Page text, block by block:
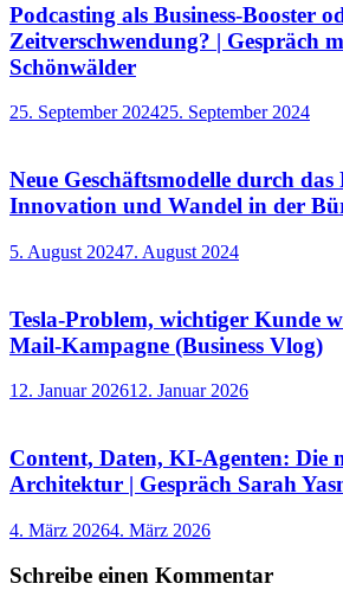
Podcasting als Business-Booster
Zeitverschwendung? | Gespräch
Schönwälder
25. September 202425. September 2024
Neue Geschäftsmodelle durch
Innovation und Wandel in der
5. August 20247. August 2024
Tesla-Problem, wichtiger Kunde
Mail-Kampagne (Business Vlog)
12. Januar 202612. Januar 2026
Content, Daten, KI-Agenten: Die
Architektur | Gespräch Sarah
4. März 20264. März 2026
Schreibe einen Kommentar